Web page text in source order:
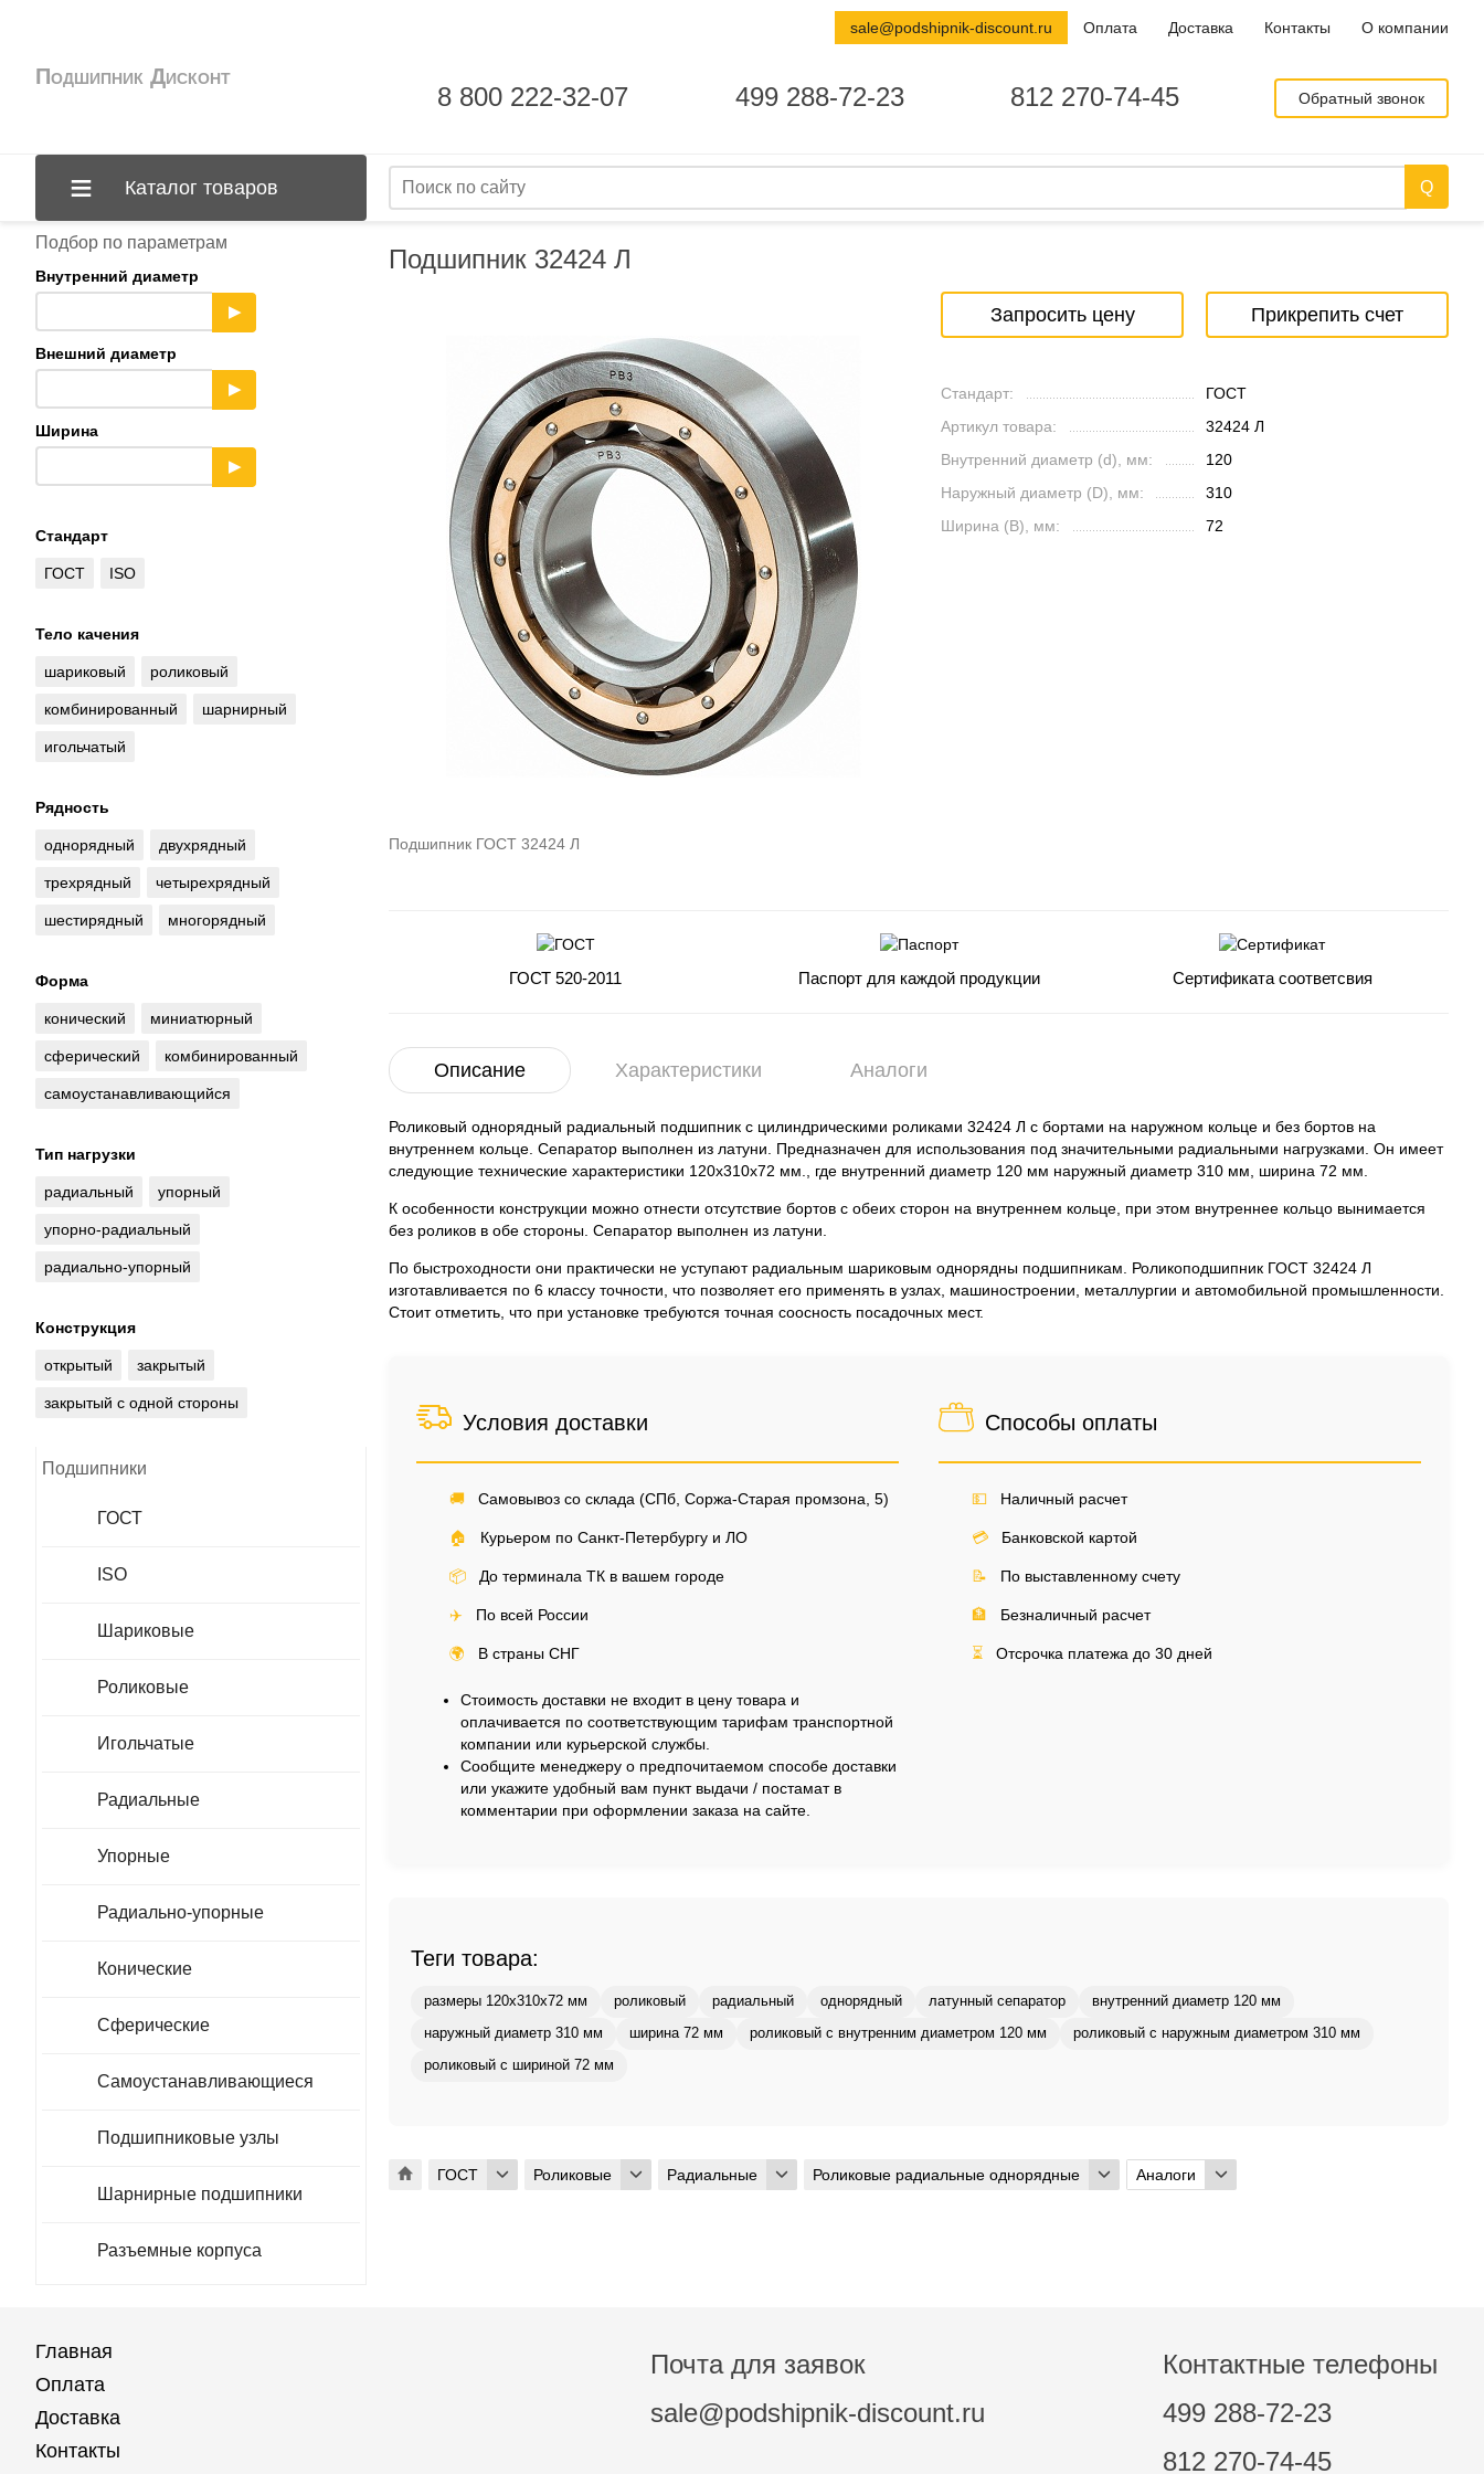
Подшипник 32424 Л
Подшипник ГОСТ 32424 Л
Запросить цену Прикрепить счет
Стандарт:
ГОСТ
Артикул товара:
32424 Л
Внутренний диаметр (d), мм:
120
Наружный диаметр (D), мм:
310
Ширина (B), мм:
72
ГОСТ 520-2011 Паспорт для каждой продукции Сертификата соответсвия
Описание Характеристики Аналоги
Роликовый однорядный радиальный подшипник с цилиндрическими роликами 32424 Л с бортами на наружном кольце и без бортов на
внутреннем кольце. Сепаратор выполнен из латуни. Предназначен для использования под значительными радиальными нагрузками. Он имеет
следующие технические характеристики 120x310x72 мм., где внутренний диаметр 120 мм наружный диаметр 310 мм, ширина 72 мм.
К особенности конструкции можно отнести отсутствие бортов с обеих сторон на внутреннем кольце, при этом внутреннее кольцо вынимается
без роликов в обе стороны. Сепаратор выполнен из латуни.
По быстроходности они практически не уступают радиальным шариковым однорядны подшипникам. Роликоподшипник ГОСТ 32424 Л
изготавливается по 6 классу точности, что позволяет его применять в узлах, машиностроении, металлургии и автомобильной промышленности.
Стоит отметить, что при установке требуются точная соосность посадочных мест.
Условия доставки
🚚 Самовывоз со склада (СПб, Соржа-Старая промзона, 5)
🏠 Курьером по Санкт-Петербургу и ЛО
📦 До терминала ТК в вашем городе
✈️ По всей России
🌍 В страны СНГ
Стоимость доставки не входит в цену товара и
оплачивается по соответствующим тарифам транспортной
компании или курьерской службы.
Сообщите менеджеру о предпочитаемом способе доставки
или укажите удобный вам пункт выдачи / постамат в
комментарии при оформлении заказа на сайте.
Способы оплаты
💵 Наличный расчет
💳 Банковской картой
📝 По выставленному счету
🏦 Безналичный расчет
⏳ Отсрочка платежа до 30 дней
Теги товара:
размеры 120x310x72 мм роликовый радиальный однорядный латунный сепаратор внутренний диаметр 120 мм
наружный диаметр 310 мм ширина 72 мм роликовый с внутренним диаметром 120 мм роликовый с наружным диаметром 310 мм
роликовый с шириной 72 мм
ГОСТ Роликовые Радиальные Роликовые радиальные однорядные Аналоги
Подбор по параметрам
Внутренний диаметр
▶
Внешний диаметр
▶
Ширина
▶
Стандарт
ГОСТ ISO
Тело качения
шариковый роликовый
комбинированный шарнирный
игольчатый
Рядность
однорядный двухрядный
трехрядный четырехрядный
шестирядный многорядный
Форма
конический миниатюрный
сферический комбинированный
самоустанавливающийся
Тип нагрузки
радиальный упорный
упорно-радиальный
радиально-упорный
Конструкция
открытый закрытый
закрытый с одной стороны
Подшипники
ГОСТ
ISO
Шариковые
Роликовые
Игольчатые
Радиальные
Упорные
Радиально-упорные
Конические
Сферические
Самоустанавливающиеся
Подшипниковые узлы
Шарнирные подшипники
Разъемные корпуса
Подшипник Дисконт
8 800 222-32-07 499 288-72-23 812 270-74-45 Обратный звонок
sale@podshipnik-discount.ru Оплата Доставка Контакты О компании
Каталог товаров
Главная
Оплата
Доставка
Контакты
Почта для заявок
sale@podshipnik-discount.ru
Контактные телефоны
499 288-72-23
812 270-74-45